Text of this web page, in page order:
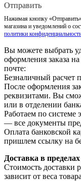
Отправить
Нажимая кнопку
магазина и уведомлений о
политики
Вы можете выбрать
оформления заказа
почте:
Безналичный расчет
После оформления
реквизитами. Вы
или в отделении
Работаем по системе
— все документы
Оплата банковской
пришлем ссылку на
Доставка в пределах
Стоимость доставки
зависит от веса